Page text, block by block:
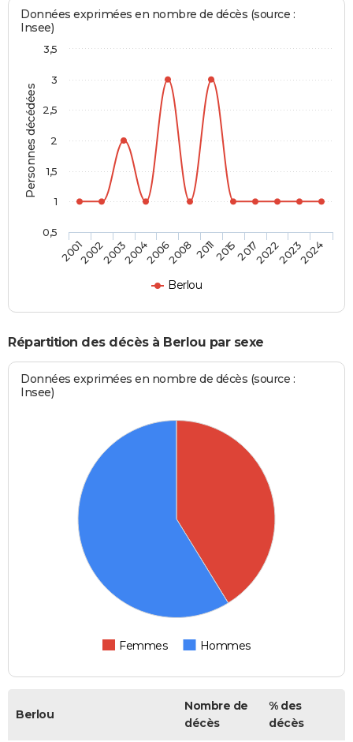
Personnes décédées
Données exprimées en nombre de décès (source :
Insee)
Berlou
200120022003200420062008 201120152017202220232024
0,5
1
1,5
2
2,5
3
3,5
Répartition des décès à Berlou par sexe
Données exprimées en nombre de décès (source :
Insee)
Femmes Hommes
Berlou
Nombre de
décès
% des
décès